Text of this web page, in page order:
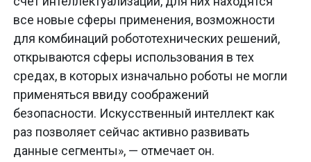
все новые сферы применения, возможности
для комбинаций робототехнических решений,
открываются сферы использования в тех
средах, в которых изначально роботы не могли
применяться ввиду соображений
безопасности. Искусственный интеллект как
раз позволяет сейчас активно развивать
данные сегменты», — отмечает он.